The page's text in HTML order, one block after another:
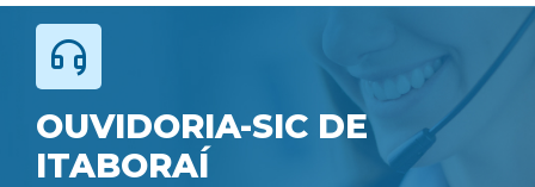
OUVIDORIA-SIC DE
ITABORAÍ